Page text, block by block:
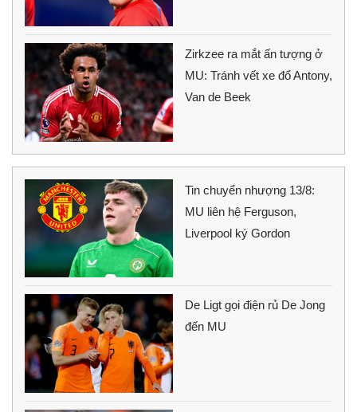
Zirkzee ra mắt ấn tượng ở
MU: Tránh vết xe đổ Antony,
Van de Beek
Tin chuyển nhượng 13/8:
MU liên hệ Ferguson,
Liverpool ký Gordon
De Ligt gọi điện rủ De Jong
đến MU